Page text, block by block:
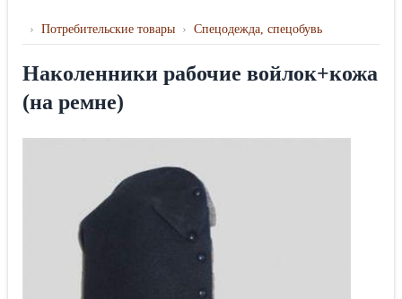
› Потребительские товары › Спецодежда, спецобувь
Наколенники рабочие войлок+кожа
(на ремне)